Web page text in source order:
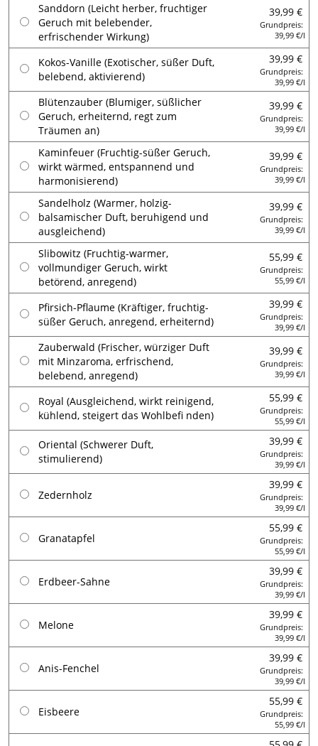
Sanddorn (Leicht herber, fruchtiger
Geruch mit belebender,
erfrischender Wirkung)
39,99 €
Grundpreis:
39,99 €/l
Kokos-Vanille (Exotischer, süßer Duft,
belebend, aktivierend)
39,99 €
Grundpreis:
39,99 €/l
Blütenzauber (Blumiger, süßlicher
Geruch, erheiternd, regt zum
Träumen an)
39,99 €
Grundpreis:
39,99 €/l
Kaminfeuer (Fruchtig-süßer Geruch,
wirkt wärmed, entspannend und
harmonisierend)
39,99 €
Grundpreis:
39,99 €/l
Sandelholz (Warmer, holzig-
balsamischer Duft, beruhigend und
ausgleichend)
39,99 €
Grundpreis:
39,99 €/l
Slibowitz (Fruchtig-warmer,
vollmundiger Geruch, wirkt
betörend, anregend)
55,99 €
Grundpreis:
55,99 €/l
Pfirsich-Pflaume (Kräftiger, fruchtig-
süßer Geruch, anregend, erheiternd)
39,99 €
Grundpreis:
39,99 €/l
Zauberwald (Frischer, würziger Duft
mit Minzaroma, erfrischend,
belebend, anregend)
39,99 €
Grundpreis:
39,99 €/l
Royal (Ausgleichend, wirkt reinigend,
kühlend, steigert das Wohlbefi nden)
55,99 €
Grundpreis:
55,99 €/l
Oriental (Schwerer Duft,
stimulierend)
39,99 €
Grundpreis:
39,99 €/l
Zedernholz
39,99 €
Grundpreis:
39,99 €/l
Granatapfel
55,99 €
Grundpreis:
55,99 €/l
Erdbeer-Sahne
39,99 €
Grundpreis:
39,99 €/l
Melone
39,99 €
Grundpreis:
39,99 €/l
Anis-Fenchel
39,99 €
Grundpreis:
39,99 €/l
Eisbeere
55,99 €
Grundpreis:
55,99 €/l